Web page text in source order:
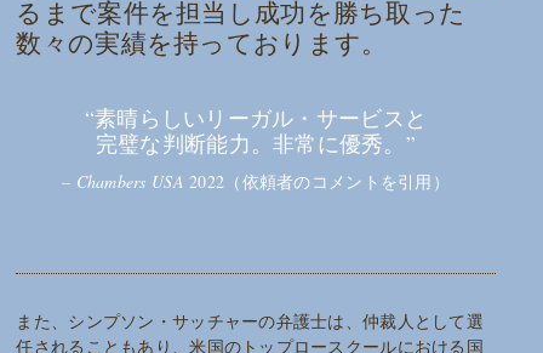
るまで案件を担当し成功を勝ち取った
数々の実績を持っております。
“素晴らしいリーガル・サービスと
完璧な判断能力。非常に優秀。”
– Chambers USA 2022（依頼者のコメントを引用）
また、シンプソン・サッチャーの弁護士は、仲裁人として選
任されることもあり、米国のトップロースクールにおける国